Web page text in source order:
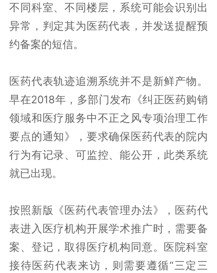
不同科室、不同楼层，系统可能会识别出
异常，判定其为医药代表，并发送提醒预
约备案的短信。
医药代表轨迹追溯系统并不是新鲜产物。
早在2018年，多部门发布《纠正医药购销
领域和医疗服务中不正之风专项治理工作
要点的通知》，要求确保医药代表的院内
行为有记录、可监控、能公开，此类系统
就已出现。
按照新版《医药代表管理办法》，医药代
表进入医疗机构开展学术推广时，需要备
案、登记，取得医疗机构同意。医院科室
接待医药代表来访，则需要遵循“三定三